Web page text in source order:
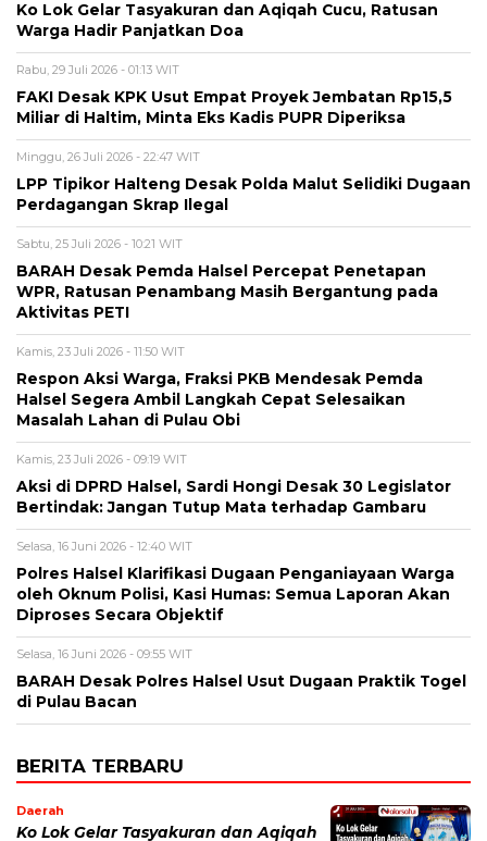
Ko Lok Gelar Tasyakuran dan Aqiqah Cucu, Ratusan
Warga Hadir Panjatkan Doa
Rabu, 29 Juli 2026 - 01:13 WIT
FAKI Desak KPK Usut Empat Proyek Jembatan Rp15,5
Miliar di Haltim, Minta Eks Kadis PUPR Diperiksa
Minggu, 26 Juli 2026 - 22:47 WIT
LPP Tipikor Halteng Desak Polda Malut Selidiki Dugaan
Perdagangan Skrap Ilegal
Sabtu, 25 Juli 2026 - 10:21 WIT
BARAH Desak Pemda Halsel Percepat Penetapan
WPR, Ratusan Penambang Masih Bergantung pada
Aktivitas PETI
Kamis, 23 Juli 2026 - 11:50 WIT
Respon Aksi Warga, Fraksi PKB Mendesak Pemda
Halsel Segera Ambil Langkah Cepat Selesaikan
Masalah Lahan di Pulau Obi
Kamis, 23 Juli 2026 - 09:19 WIT
Aksi di DPRD Halsel, Sardi Hongi Desak 30 Legislator
Bertindak: Jangan Tutup Mata terhadap Gambaru
Selasa, 16 Juni 2026 - 12:40 WIT
Polres Halsel Klarifikasi Dugaan Penganiayaan Warga
oleh Oknum Polisi, Kasi Humas: Semua Laporan Akan
Diproses Secara Objektif
Selasa, 16 Juni 2026 - 09:55 WIT
BARAH Desak Polres Halsel Usut Dugaan Praktik Togel
di Pulau Bacan
BERITA TERBARU
Daerah
Ko Lok Gelar Tasyakuran dan Aqiqah